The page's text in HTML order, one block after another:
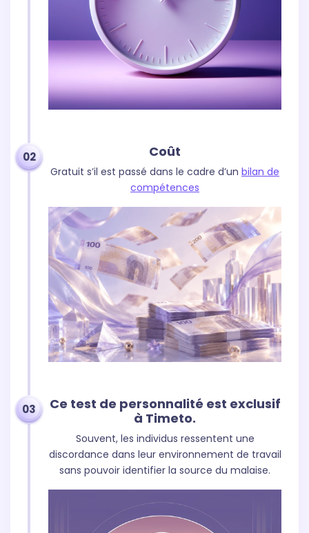
Coût
Gratuit s’il est passé dans le cadre d’un bilan de
compétences
02
Ce test de personnalité est exclusif
à Timeto.
Souvent, les individus ressentent une
discordance dans leur environnement de travail
sans pouvoir identifier la source du malaise.
03